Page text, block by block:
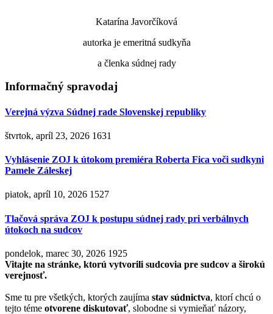
Katarína Javorčíková
autorka je emeritná sudkyňa
a členka súdnej rady
Informačný spravodaj
Verejná výzva Súdnej rade Slovenskej republiky
štvrtok, apríl 23, 2026 1631
Vyhlásenie ZOJ k útokom premiéra Roberta Fica voči sudkyni
Pamele Záleskej
piatok, apríl 10, 2026 1527
Tlačová správa ZOJ k postupu súdnej rady pri verbálnych
útokoch na sudcov
pondelok, marec 30, 2026 1925
Vitajte na stránke, ktorú vytvorili sudcovia pre sudcov a širokú
verejnosť.
Sme tu pre všetkých, ktorých zaujíma stav súdnictva, ktorí chcú o
tejto téme otvorene diskutovať, slobodne si vymieňať názory,